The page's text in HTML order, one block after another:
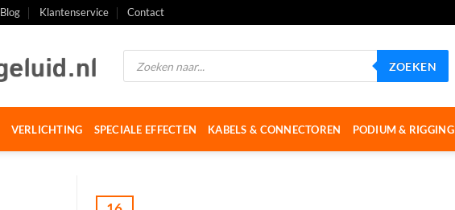
Blog Klantenservice Contact
Producten
zoeken
ZOEKEN
VERLICHTING SPECIALE EFFECTEN KABELS & CONNECTOREN PODIUM & RIGGING